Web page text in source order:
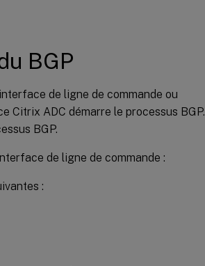
BGP
de ligne de commande ou
Citrix ADC démarre le processus BGP.
BGP.
de ligne de commande :
: